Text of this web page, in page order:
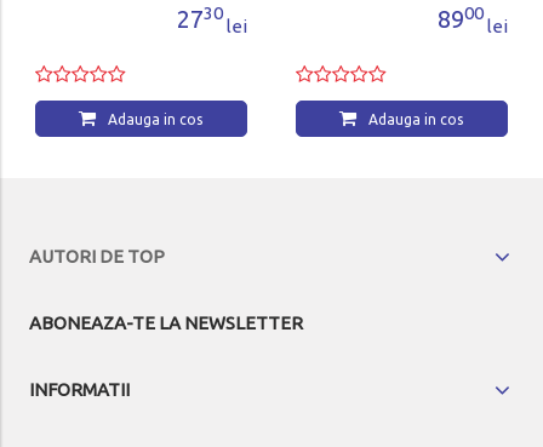
2730
lei
Adauga in cos
8900
lei
Adauga in cos
AUTORI DE TOP
ABONEAZA-TE LA NEWSLETTER
INFORMATII